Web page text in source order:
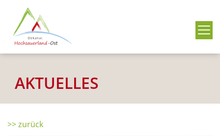
AKTUELLES
>> zurück